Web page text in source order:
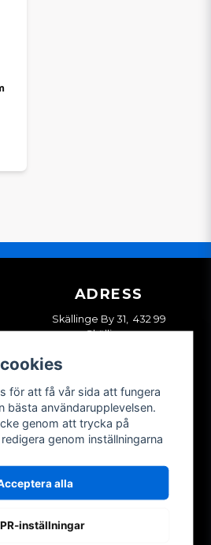
ADRESS
Skällinge By 31, 432 99
Skällinge
MITT KONTO
Skapa konto
för att få vår sida att fungera
bästa användarupplevelsen.
genom att trycka på
genom inställningarna
alla
inställningar